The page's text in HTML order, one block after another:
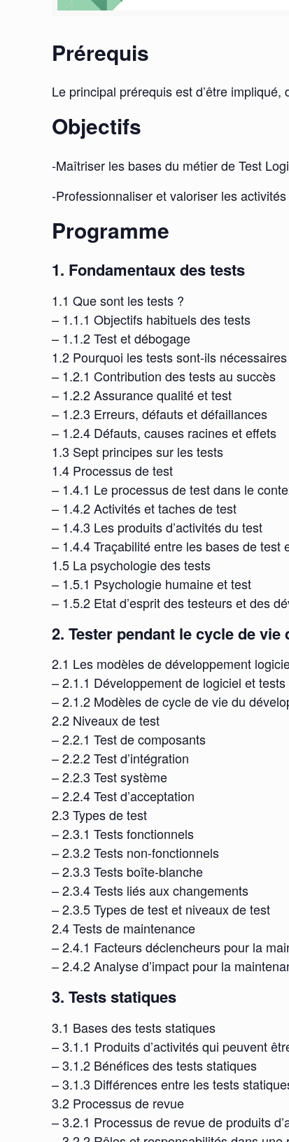
Prérequis
Le principal prérequis est d’être
Objectifs
-Maîtriser les bases du métier de Test
-Professionnaliser et valoriser les
Programme
1. Fondamentaux des tests
1.1 Que sont les tests ?
– 1.1.1 Objectifs habituels des tests
– 1.1.2 Test et débogage
1.2 Pourquoi les tests sont-ils nécessaires
– 1.2.1 Contribution des tests au succès
– 1.2.2 Assurance qualité et test
– 1.2.3 Erreurs, défauts et défaillances
– 1.2.4 Défauts, causes racines et effets
1.3 Sept principes sur les tests
1.4 Processus de test
– 1.4.1 Le processus de test dans le
– 1.4.2 Activités et taches de test
– 1.4.3 Les produits d’activités du test
– 1.4.4 Traçabilité entre les bases de test
1.5 La psychologie des tests
– 1.5.1 Psychologie humaine et test
– 1.5.2 Etat d’esprit des testeurs et des
2. Tester pendant le cycle de
2.1 Les modèles de développement
– 2.1.1 Développement de logiciel et
– 2.1.2 Modèles de cycle de vie du
2.2 Niveaux de test
– 2.2.1 Test de composants
– 2.2.2 Test d’intégration
– 2.2.3 Test système
– 2.2.4 Test d’acceptation
2.3 Types de test
– 2.3.1 Tests fonctionnels
– 2.3.2 Tests non-fonctionnels
– 2.3.3 Tests boîte-blanche
– 2.3.4 Tests liés aux changements
– 2.3.5 Types de test et niveaux de test
2.4 Tests de maintenance
– 2.4.1 Facteurs déclencheurs pour la
– 2.4.2 Analyse d’impact pour la
3. Tests statiques
3.1 Bases des tests statiques
– 3.1.1 Produits d’activités qui peuvent
– 3.1.2 Bénéfices des tests statiques
– 3.1.3 Différences entre les tests
3.2 Processus de revue
– 3.2.1 Processus de revue de produits